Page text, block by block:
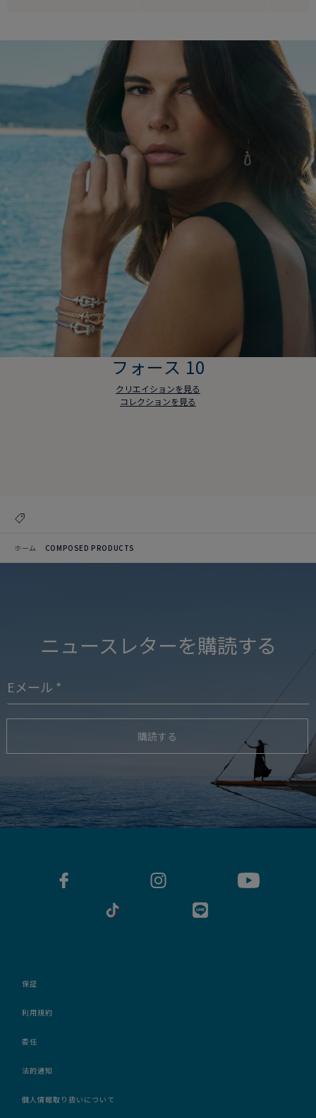
フォース 10
クリエイションを見る
コレクションを見る
ホーム COMPOSED PRODUCTS
ニュースレターを購読する
購読する
保証
利用規約
委任
法的通知
個人情報取り扱いについて